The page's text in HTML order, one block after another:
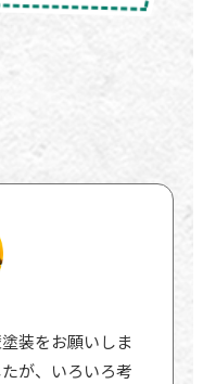
装をお願いしま
が、いろいろ考